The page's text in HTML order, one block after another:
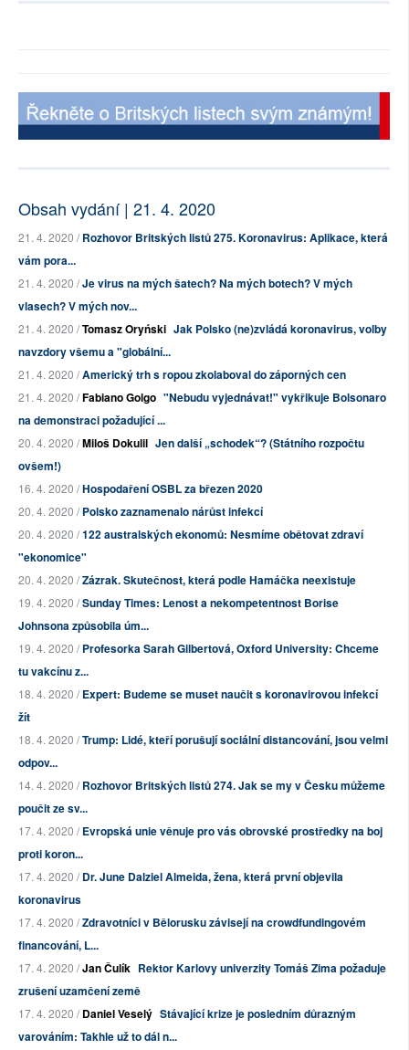
Obsah vydání | 21. 4. 2020
21. 4. 2020 /Rozhovor Britských listů 275. Koronavirus: Aplikace, která
vám pora...
21. 4. 2020 /Je virus na mých šatech? Na mých botech? V mých
vlasech? V mých nov...
21. 4. 2020 /Tomasz Oryński Jak Polsko (ne)zvládá koronavirus, volby
navzdory všemu a "globální...
21. 4. 2020 /Americký trh s ropou zkolaboval do záporných cen
21. 4. 2020 /Fabiano Golgo "Nebudu vyjednávat!" vykřikuje Bolsonaro
na demonstraci požadující ...
20. 4. 2020 /Miloš Dokulil Jen další „schodek“? (Státního rozpočtu
ovšem!)
16. 4. 2020 /Hospodaření OSBL za březen 2020
20. 4. 2020 /Polsko zaznamenalo nárůst infekcí
20. 4. 2020 /122 australských ekonomů: Nesmíme obětovat zdraví
"ekonomice"
20. 4. 2020 /Zázrak. Skutečnost, která podle Hamáčka neexistuje
19. 4. 2020 /Sunday Times: Lenost a nekompetentnost Borise
Johnsona způsobila úm...
19. 4. 2020 /Profesorka Sarah Gilbertová, Oxford University: Chceme
tu vakcínu z...
18. 4. 2020 /Expert: Budeme se muset naučit s koronavirovou infekcí
žít
18. 4. 2020 /Trump: Lidé, kteří porušují sociální distancování, jsou velmi
odpov...
14. 4. 2020 /Rozhovor Britských listů 274. Jak se my v Česku můžeme
poučit ze sv...
17. 4. 2020 /Evropská unie věnuje pro vás obrovské prostředky na boj
proti koron...
17. 4. 2020 /Dr. June Dalziel Almeida, žena, která první objevila
koronavirus
17. 4. 2020 /Zdravotníci v Bělorusku závisejí na crowdfundingovém
financování, L...
17. 4. 2020 /Jan Čulík Rektor Karlovy univerzity Tomáš Zima požaduje
zrušení uzamčení země
17. 4. 2020 /Daniel Veselý Stávající krize je posledním důrazným
varováním: Takhle už to dál n...